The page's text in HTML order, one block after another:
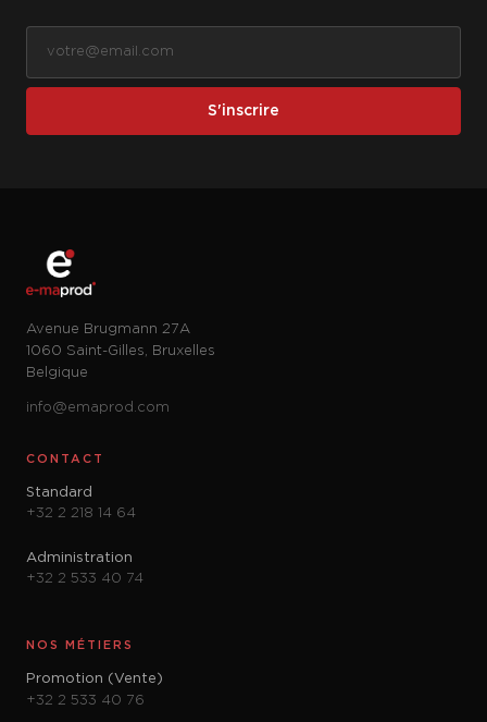
S'inscrire
Avenue Brugmann 27A
1060 Saint-Gilles, Bruxelles
Belgique
info@emaprod.com
CONTACT
Standard
+32 2 218 14 64
Administration
+32 2 533 40 74
NOS MÉTIERS
Promotion (Vente)
+32 2 533 40 76